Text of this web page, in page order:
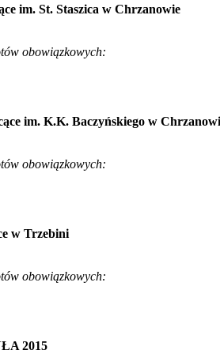
im. St. Staszica w Chrzanowie
obowiązkowych:
im. K.K. Baczyńskiego w
obowiązkowych:
w Trzebini
obowiązkowych:
2015